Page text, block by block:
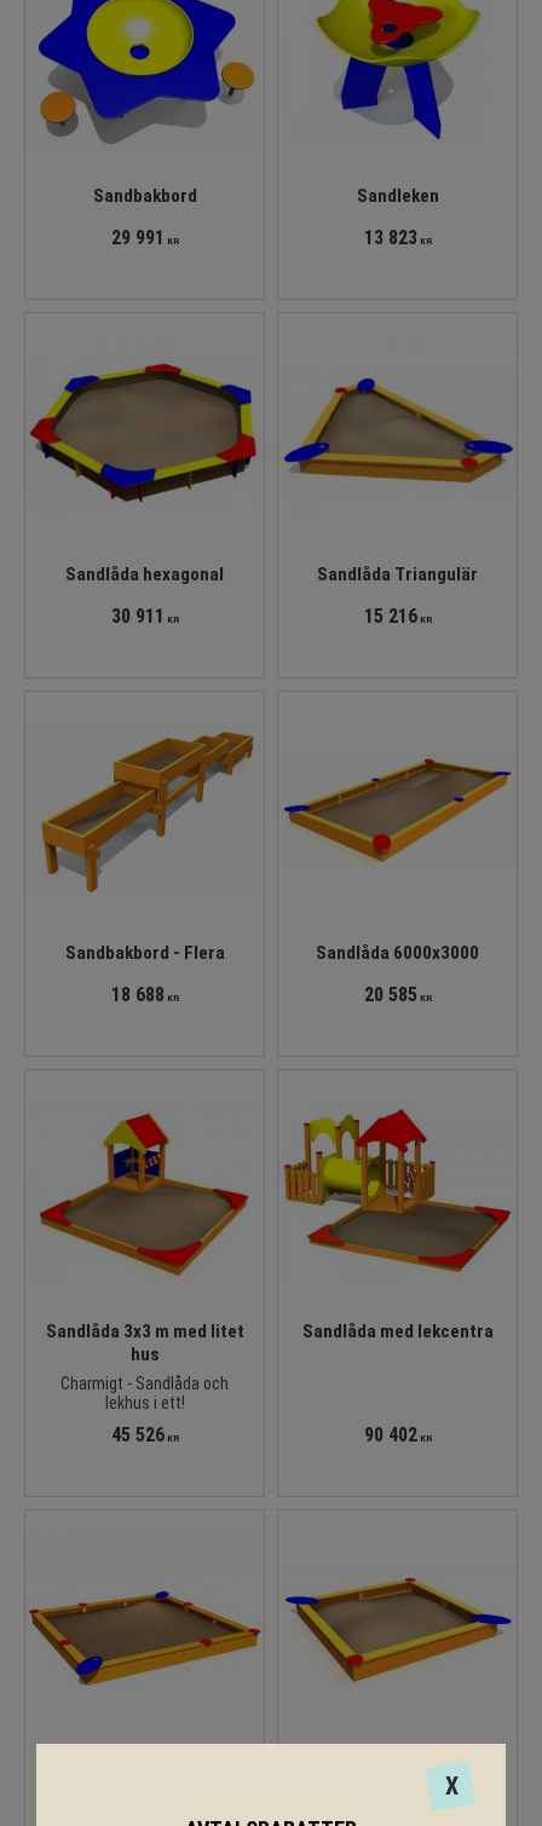
Sandbakbord
29 991 KR
Sandleken
13 823 KR
Sandlåda hexagonal
30 911 KR
Sandlåda Triangulär
15 216KR
Sandbakbord - Flera
18 688 KR
Sandlåda 6000x3000
20 585 KR
Sandlåda 3x3 m med litet
hus
Charmigt - Sandlåda och
lekhus i ett!
45 526KR
Sandlåda med lekcentra
90 402KR
perfekt till förskolan!
Sandlåda - 3000x3000
X